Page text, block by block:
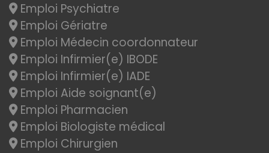
Emploi Psychiatre
Emploi Gériatre
Emploi Médecin coordonnateur
Emploi Infirmier(e) IBODE
Emploi Infirmier(e) IADE
Emploi Aide soignant(e)
Emploi Pharmacien
Emploi Biologiste médical
Emploi Chirurgien